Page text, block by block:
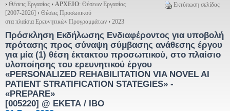
Εκτύπωση σελίδας
› Θέσεις Εργασίας › ΑΡΧΕΙΟ: Θέσεων Εργασίας
[2007-2026] › Θέσεις Προσωπικού
στα πλαίσια Ερευνητικών Προγραμμάτων › 2023
Πρόσκληση Εκδήλωσης Ενδιαφέροντος για υποβολή
πρότασης προς σύναψη σύμβασης ανάθεσης έργου
για μία (1) θέση έκτακτου προσωπικού, στο πλαίσιο
υλοποίησης του ερευνητικού έργου
«PERSONALIZED REHABILITATION VIA NOVEL AI
PATIENT STRATIFICATION STATEGIES» -
«PREPARE»
[005220] @ ΕΚΕΤΑ / ΙΒΟ